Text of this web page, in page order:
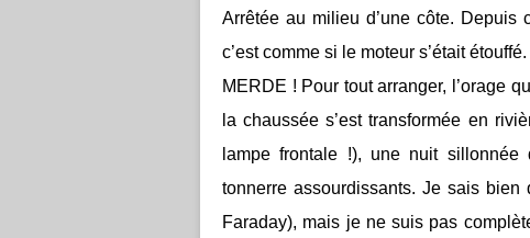
Arrêtée au milieu d’une côte.
c’est comme si le moteur s’était
MERDE ! Pour tout arranger, l’orage
la chaussée s’est transformée en
lampe frontale !), une nuit
tonnerre assourdissants. Je sais
Faraday), mais je ne suis pas